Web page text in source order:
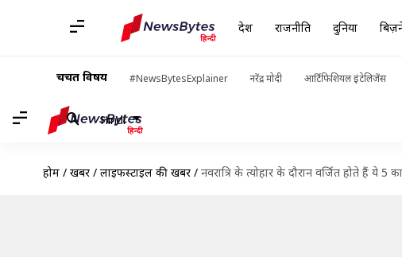
देश राजनीति दुनिया
चर्चित विषय #NewsBytesExplainer नरेंद्र मोदी आर्टिफिशियल इंटेलिजेंस
Hindi
होम / खबरें / लाइफस्टाइल की खबरें / नवरात्रि के त्योहार के दौरान वर्जित होते हैं ये